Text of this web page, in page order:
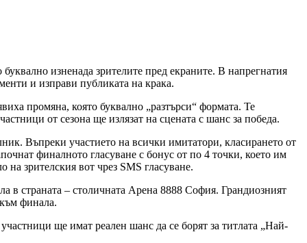
изненада зрителите пред екраните. В напрегнатия
и изправи публиката на крака.
промяна, която буквално „разтърси“ формата. Те
от сезона ще излязат на сцената с шанс за победа.
Въпреки участието на всички имитатори, класирането от
финалното гласуване с бонус от по 4 точки, което им
зрителския вот чрез SMS гласуване.
в страната – столичната Арена 8888 София. Грандиозният
финала.
ще имат реален шанс да се борят за титлата „Най-